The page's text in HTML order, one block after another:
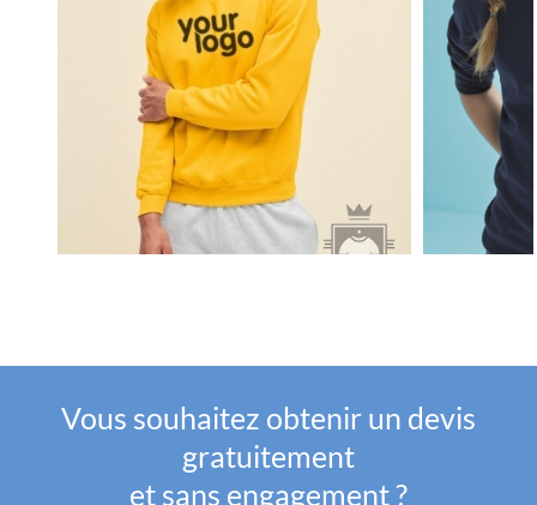
Vous souhaitez obtenir un devis
gratuitement
et sans engagement ?